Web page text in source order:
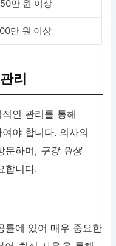
만 원 이상
만 원 이상
리
인 관리를 통해
야 합니다. 의사의
문하며, 구강 위생
합니다.
률에 있어 매우 중요한